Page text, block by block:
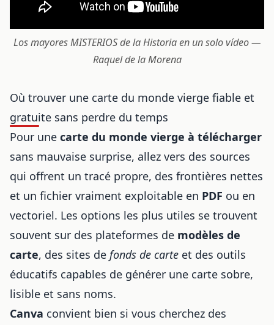
Los mayores MISTERIOS de la Historia en un solo vídeo —
Raquel de la Morena
Où trouver une carte du monde vierge fiable et
gratuite sans perdre du temps
Pour une carte du monde vierge à télécharger
sans mauvaise surprise, allez vers des sources
qui offrent un tracé propre, des frontières nettes
et un fichier vraiment exploitable en PDF ou en
vectoriel. Les options les plus utiles se trouvent
souvent sur des plateformes de modèles de
carte, des sites de fonds de carte et des outils
éducatifs capables de générer une carte sobre,
lisible et sans noms.
Canva convient bien si vous cherchez des